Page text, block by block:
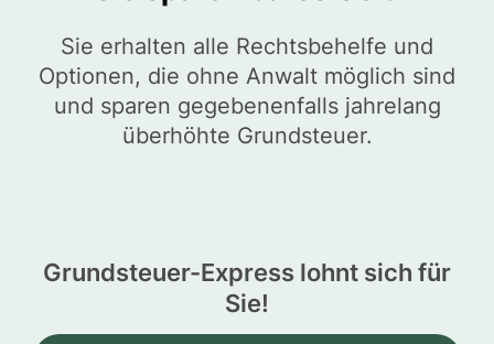
Sie erhalten alle Rechtsbehelfe und
Optionen, die ohne Anwalt möglich sind
und sparen gegebenenfalls jahrelang
überhöhte Grundsteuer.
Grundsteuer-Express lohnt sich für
Sie!